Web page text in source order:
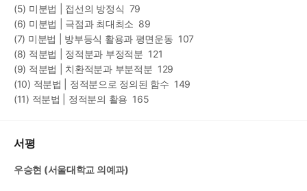
(5) 미분법 | 접선의 방정식  79
(6) 미분법 | 극점과 최대최소  89
(7) 미분법 | 방부등식 활용과 평면운동  107
(8) 적분법 | 정적분과 부정적분  121
(9) 적분법 | 치환적분과 부분적분  129
(10) 적분법 | 정적분으로 정의된 함수  149
(11) 적분법 | 정적분의 활용  165
서평
우승현 (서울대학교 의예과)